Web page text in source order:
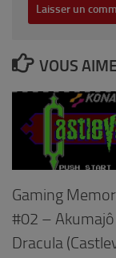
VOUS
Gaming
#02 – Akumajô
Dracula